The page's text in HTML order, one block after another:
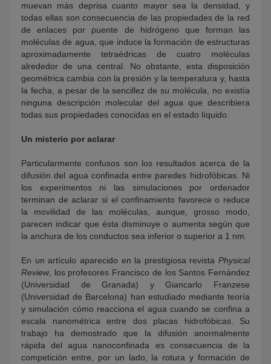
muevan más deprisa cuanto mayor sea la densidad, y
todas ellas son consecuencia de las propiedades de la red
de enlaces por puente de hidrógeno que forman las
moléculas de agua, que induce la formación de estructuras
aproximadamente tetraédricas de cuatro moléculas
alrededor de una central. No obstante, esta disposición
geométrica cambia con la presión y la temperatura y, hasta
la fecha, a pesar de la sencillez de su molécula, no existía
ninguna descripción molecular del agua que describiera
todas sus propiedades conocidas en el estado líquido.
Un misterio por aclarar
Particularmente confusos son los resultados acerca de la
difusión del agua confinada entre paredes hidrofóbicas. Ni
los experimentos ni las simulaciones por ordenador
terminan de aclarar si el confinamiento favorece o reduce
la movilidad de las moléculas, aunque, grosso modo,
parecen indicar que ésta disminuye o aumenta según que
la anchura de los conductos sea inferior o superior a 1 nm.
En un artículo aparecido en la prestigiosa revista Physical
Review, los profesores Francisco de los Santos Fernández
(Universidad de Granada) y Giancarlo Franzese
(Universidad de Barcelona) han estudiado mediante teoría
y simulación cómo reacciona el agua cuando se confina a
escala nanométrica entre dos placas hidrofóbicas. Su
trabajo ha demostrado que la difusión anormalmente
rápida del agua nanoconfinada es consecuencia de la
competición entre, por un lado, la rotura y formación de